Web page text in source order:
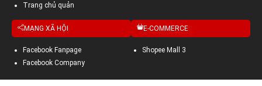
Trang chủ quản
MẠNG XÃ HỘI
Facebook Fanpage
Facebook Company
E-COMMERCE
Shopee Mall 3